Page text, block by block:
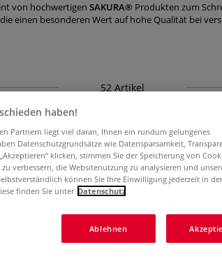
von hochwertigen SAKURA® Produkten zum
einen besonderen Wert auf hohe Qualität bei
52 Artikel
haben!
Partnern liegt viel daran, Ihnen ein rundum gelungenes
Datenschutzgrundsätze wie Datensparsamkeit,
klicken, stimmen Sie der Speicherung von
verbessern, die Websitenutzung zu analysieren und
können Sie Ihre Einwilligung jederzeit in
finden Sie unter Datenschutz
Ablehnen